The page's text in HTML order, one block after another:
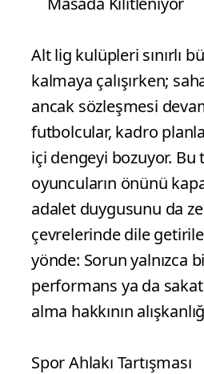
Alt lig kulüpleri sınırlı
kalmaya çalışırken;
ancak sözleşmesi
futbolcular, kadro
içi dengeyi bozuyor. Bu
oyuncuların önünü
adalet duygusunu da
çevrelerinde dile
yönde: Sorun yalnızca
performans ya da
alma hakkının
Spor Ahlakı Tartışması